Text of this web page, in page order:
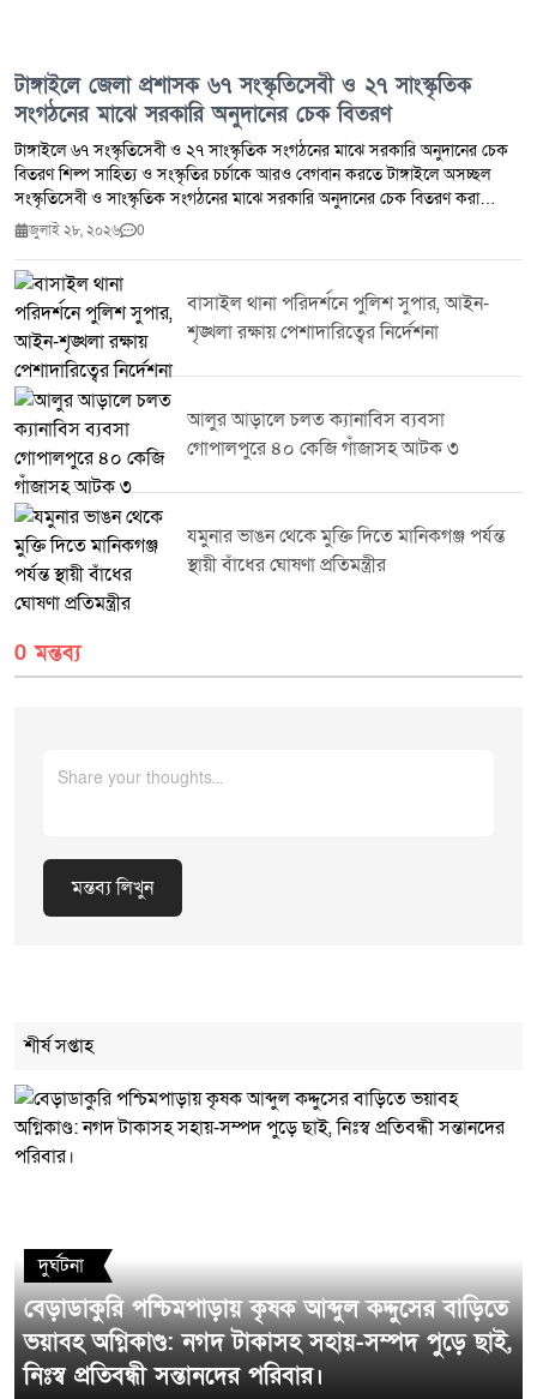
টাঙ্গাইলে জেলা প্রশাসক ৬৭ সংস্কৃতিসেবী ও ২৭ সাংস্কৃতিক
সংগঠনের মাঝে সরকারি অনুদানের চেক বিতরণ
টাঙ্গাইলে ৬৭ সংস্কৃতিসেবী ও ২৭ সাংস্কৃতিক সংগঠনের মাঝে সরকারি অনুদানের চেক
বিতরণ শিল্প সাহিত্য ও সংস্কৃতির চর্চাকে আরও বেগবান করতে টাঙ্গাইলে অসচ্ছল
সংস্কৃতিসেবী ও সাংস্কৃতিক সংগঠনের মাঝে সরকারি অনুদানের চেক বিতরণ করা
হয়েছে।মঙ্গলবার (২৮ জুলাই ২০২৬) জেলা প্রশাসকের কার্যালয়ে আয়োজিত এক
অনুষ্ঠানে টাঙ্গাইলের জেলা প্রশাসক জেলার মোট ৬৭ জন অসচ্ছল সংস্কৃতিসেবী এবং
২৭টি সাংস্কৃতিক সংগঠনের মাঝে সর্বমোট ২৪ লাখ ৮৭ হাজার ৫০০ টাকা সরকারি
অনুদানের চেক বিতরণ করেন।অনুষ্ঠানে বক্তারা বলেন শিল্প সাহিত্য ও সংস্কৃতির
বিকাশে সরকারের এ ধরনের সহায়তা সংস্কৃতিচর্চাকে আরও গতিশীল করবে এবং
অসচ্ছল সংস্কৃতিসেবীদের সৃজনশীল কর্মকাণ্ডে গুরুত্বপূর্ণ ভূমিকা রাখবে।এ সময় জেলা
প্রশাসনের ঊর্ধ্বতন কর্মকর্তা বিভিন্ন সাংস্কৃতিক সংগঠনের প্রতিনিধি সংস্কৃতিসেবী এবং
আমন্ত্রিত অতিথিরা উপস্থিত ছিলেন।
জুলাই ২৮, ২০২৬ 0
বাসাইল থানা পরিদর্শনে পুলিশ সুপার, আইন-
শৃঙ্খলা রক্ষায় পেশাদারিত্বের নির্দেশনা
আলুর আড়ালে চলত ক্যানাবিস ব্যবসা
গোপালপুরে ৪০ কেজি গাঁজাসহ আটক ৩
যমুনার ভাঙন থেকে মুক্তি দিতে মানিকগঞ্জ পর্যন্ত
স্থায়ী বাঁধের ঘোষণা প্রতিমন্ত্রীর
0 মন্তব্য
মন্তব্য লিখুন
শীর্ষ সপ্তাহ
দুর্ঘটনা
বেড়াডাকুরি পশ্চিমপাড়ায় কৃষক আব্দুল কদ্দুসের বাড়িতে
ভয়াবহ অগ্নিকাণ্ড: নগদ টাকাসহ সহায়-সম্পদ পুড়ে ছাই,
নিঃস্ব প্রতিবন্ধী সন্তানদের পরিবার।